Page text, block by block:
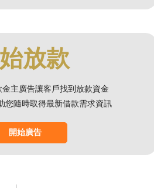
放款
主廣告讓客戶找到放款資金
您隨時取得最新借款需求資訊
開始廣告